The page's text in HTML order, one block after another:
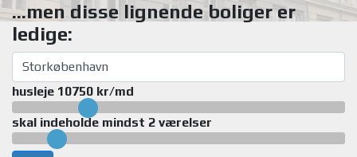
...men disse lignende boliger er
ledige:
husleje 10750 kr/md
skal indeholde mindst 2 værelser